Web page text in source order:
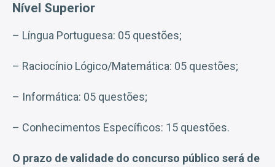
Nível Superior
– Língua Portuguesa: 05 questões;
– Raciocínio Lógico/Matemática: 05 questões;
– Informática: 05 questões;
– Conhecimentos Específicos: 15 questões.
O prazo de validade do concurso público será de